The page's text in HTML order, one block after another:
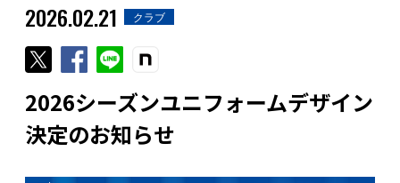
2026.02.21 クラブ
2026シーズンユニフォームデザイン
決定のお知らせ